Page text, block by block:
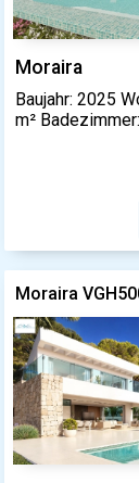
Moraira
Baujahr: 2025
m²
Moraira